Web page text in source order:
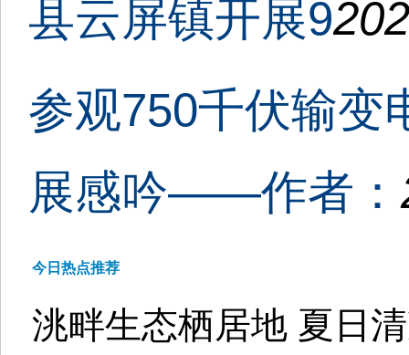
县云屏镇开展9
参观750千伏输变
展感吟——作者：
今日热点推荐
洮畔生态栖居地 夏日